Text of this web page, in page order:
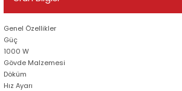
Genel Özellikler
Güç
1000 W
Gövde Malzemesi
Döküm
Hız Ayarı